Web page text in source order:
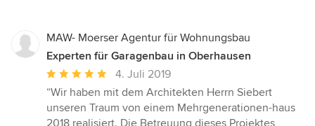
MAW- Moerser Agentur für Wohnungsbau
Experten für Garagenbau in Oberhausen
Durchschnittliche
Bewertung:
5
von
4. Juli 2019
“Wir haben mit dem Architekten Herrn Siebert
unseren Traum von einem Mehrgenerationen-haus
2018 realisiert. Die Betreuung dieses Projektes